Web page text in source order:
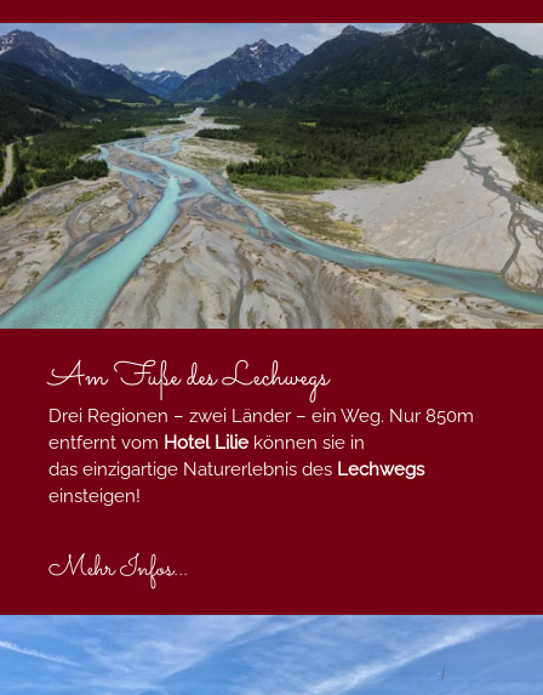
Am Fuße des Lechwegs
Drei Regionen – zwei Länder – ein Weg. Nur 850m
entfernt vom Hotel Lilie können sie in
das einzigartige Naturerlebnis des Lechwegs
einsteigen!
Mehr Infos...